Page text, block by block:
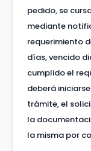
pedido, se
mediante
requerimiento
días, vencido
cumplido el
deberá
trámite, el
la
la misma por